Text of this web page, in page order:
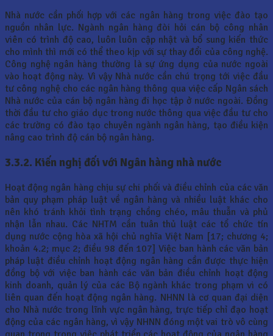
Nhà nước cần phối hợp với các ngân hàng trong việc đào tạo
nguồn nhân lực. Ngành ngân hàng đòi hỏi cán bộ công nhân
viên có trình độ cao, luôn luôn cập nhật và bổ sung kiến thức
cho mình thì mới có thể theo kịp với sự thay đổi của công nghệ.
Công nghệ ngân hàng thường là sự ứng dụng của nước ngoài
vào hoạt động này. Vì vậy Nhà nước cần chú trọng tới việc đầu
tư công nghệ cho các ngân hàng thông qua việc cấp Ngân sách
Nhà nước của cán bộ ngân hàng đi học tập ở nước ngoài. Đồng
thời đầu tư cho giáo dục trong nước thông qua việc đầu tư cho
các trường có đào tạo chuyên ngành ngân hàng, tạo điều kiện
nâng cao trình độ cán bộ ngân hàng.
3.3.2. Kiến nghị đối với Ngân hàng nhà nước
Hoạt động ngân hàng chịu sự chi phối và điều chỉnh của các văn
bản quy phạm pháp luật về ngân hàng và nhiều luật khác cho
nên khó tránh khỏi tình trạng chồng chéo, mâu thuẫn và phủ
nhận lẫn nhau. Các NHTM cần tuân thủ luật các tổ chức tín
dụng nước cộng hòa xã hội chủ nghĩa Việt Nam [17; chương 4;
khoản 4.2; mục 2; điều 98 đến 107] Việc ban hành các văn bản
pháp luật điều chỉnh hoạt động ngân hàng cần được thực hiện
đồng bộ với việc ban hành các văn bản điều chỉnh hoạt động
kinh doanh, quản lý của các Bộ ngành khác trong phạm vi có
liên quan đến hoạt động ngân hàng. NHNN là cơ quan đại diện
cho Nhà nước trong lĩnh vực ngân hàng, trực tiếp chỉ đạo hoạt
động của các ngân hàng, vì vậy NHNN đóng một vai trò vô cùng